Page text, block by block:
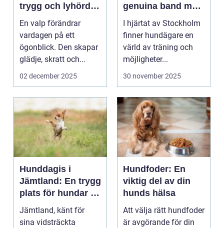
trygg och lyhörd
hund
En valp förändrar
vardagen på ett
ögonblick. Den skapar
glädje, skratt och...
02 december 2025
genuina band med
din hund
I hjärtat av Stockholm
finner hundägare en
värld av träning och
möjligheter...
30 november 2025
Hunddagis i
Jämtland: En trygg
plats för hundar i
vårt vackra
landskap
Jämtland, känt för
sina vidsträckta
Hundfoder: En
viktig del av din
hunds hälsa
Att välja rätt hundfoder
är avgörande för din